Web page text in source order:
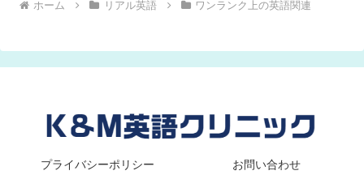
ホーム リアル英語 ワンランク上の英語関連
プライバシーポリシー お問い合わせ